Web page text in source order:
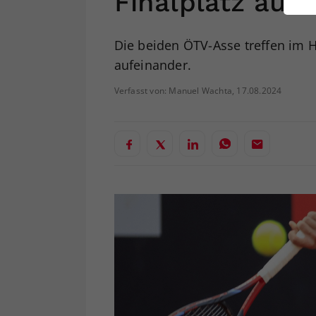
Die beiden ÖTV-Asse treffen im
aufeinander.
Verfasst von: Manuel Wachta, 17.08.2024